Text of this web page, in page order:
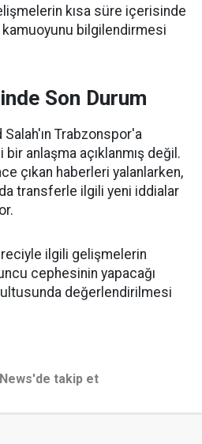
kısa süre içerisinde
bilgilendirmesi
Son Durum
Trabzonspor'a
anlaşma açıklanmış değil.
çıkan haberleri yalanlarken,
transferle ilgili yeni iddialar
ilgili gelişmelerin
cephesinin yapacağı
değerlendirilmesi
News'de takip et